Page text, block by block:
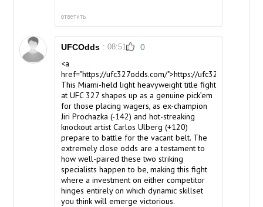
ответить
UFCOdds : 08:51 0
<a
href="https://ufc327odds.com/">https://ufc327odds.com/
This Miami-held light heavyweight title fight
at UFC 327 shapes up as a genuine pick’em
for those placing wagers, as ex-champion
Jiri Prochazka (-142) and hot-streaking
knockout artist Carlos Ulberg (+120)
prepare to battle for the vacant belt. The
extremely close odds are a testament to
how well-paired these two striking
specialists happen to be, making this fight
where a investment on either competitor
hinges entirely on which dynamic skillset
you think will emerge victorious.